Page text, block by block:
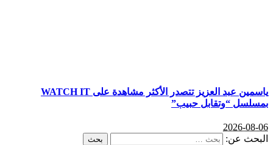
ياسمين عبد العزيز تتصدر الأكثر مشاهدة على WATCH IT
بمسلسل “وتقابل حبيب”
2026-08-06
البحث عن: